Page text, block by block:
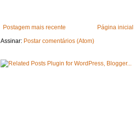
Postagem mais recente
Página inicial
Assinar: Postar comentários (Atom)